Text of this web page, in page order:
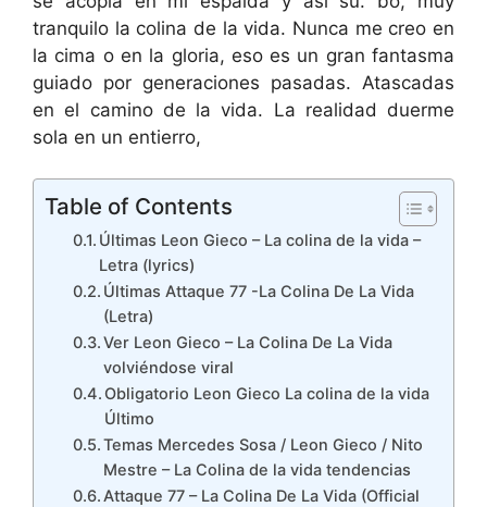
tranquilo la colina de la vida. Nunca me creo en
la cima o en la gloria, eso es un gran fantasma
guiado por generaciones pasadas. Atascadas
en el camino de la vida. La realidad duerme
sola en un entierro,
Table of Contents
Últimas Leon Gieco – La colina de la vida –
Letra (lyrics)
Últimas Attaque 77 -La Colina De La Vida
(Letra)
Ver Leon Gieco – La Colina De La Vida
volviéndose viral
Obligatorio Leon Gieco La colina de la vida
Último
Temas Mercedes Sosa / Leon Gieco / Nito
Mestre – La Colina de la vida tendencias
Attaque 77 – La Colina De La Vida (Official